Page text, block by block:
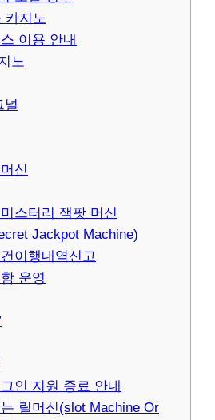
카지노
이용 안내
노
널
신
스터리 잭팟 머신
Jackpot Machine)
이행내역신고
운영
인 지원 종료 안내
릴머신(slot Machine Or